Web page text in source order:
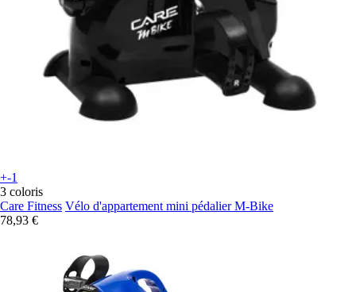
+-1
3 coloris
Care Fitness Vélo d'appartement mini pédalier M-Bike
78,93 €